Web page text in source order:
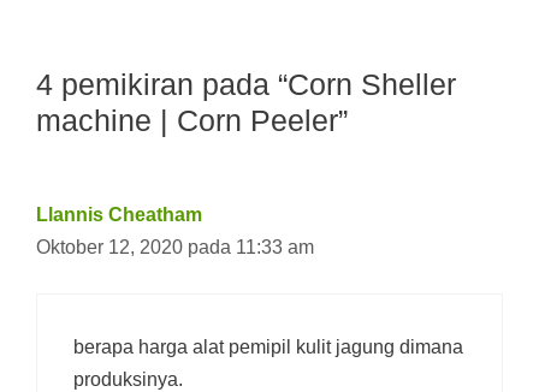
4 pemikiran pada “Corn Sheller
machine | Corn Peeler”
Llannis Cheatham
Oktober 12, 2020 pada 11:33 am
berapa harga alat pemipil kulit jagung dimana
produksinya.